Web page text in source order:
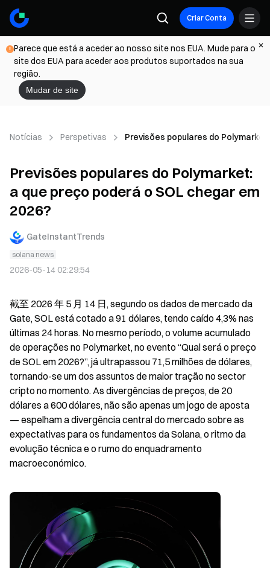
Criar Conta
Parece que está a aceder ao nosso site nos EUA. Mude para o
site dos EUA para aceder aos produtos suportados na sua
região.
Mudar de site
Notícias Perspetivas Previsões populares do
Previsões populares do Polymarket:
a que preço poderá o SOL chegar em
2026?
GateInstantTrends
solana news
2026-05-14 02:29:54
截至 2026 年 5 月 14 日, segundo os dados de mercado da
Gate, SOL está cotado a 91 dólares, tendo caído 4,3% nas
últimas 24 horas. No mesmo período, o volume acumulado
de operações no Polymarket, no evento “Qual será o preço
de SOL em 2026?”, já ultrapassou 71,5 milhões de dólares,
tornando-se um dos assuntos de maior tração no sector
cripto no momento. As divergências de preços, de 20
dólares a 600 dólares, não são apenas um jogo de aposta
— espelham a divergência central do mercado sobre as
expectativas para os fundamentos da Solana, o ritmo da
evolução técnica e o rumo do enquadramento
macroeconómico.